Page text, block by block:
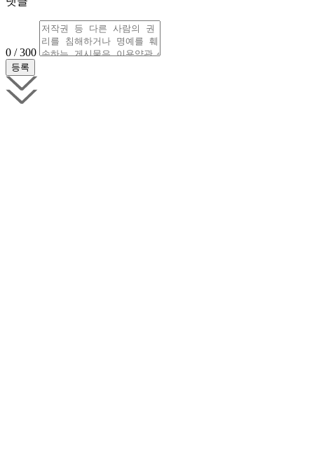
0 / 300